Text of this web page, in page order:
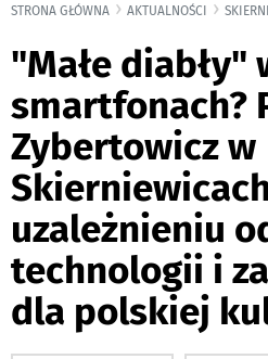
STRONA GŁÓWNA AKTUALNOŚCI
"Małe diabły"
smartfonach?
Zybertowicz w
uzależnieniu
technologii i
dla polskiej